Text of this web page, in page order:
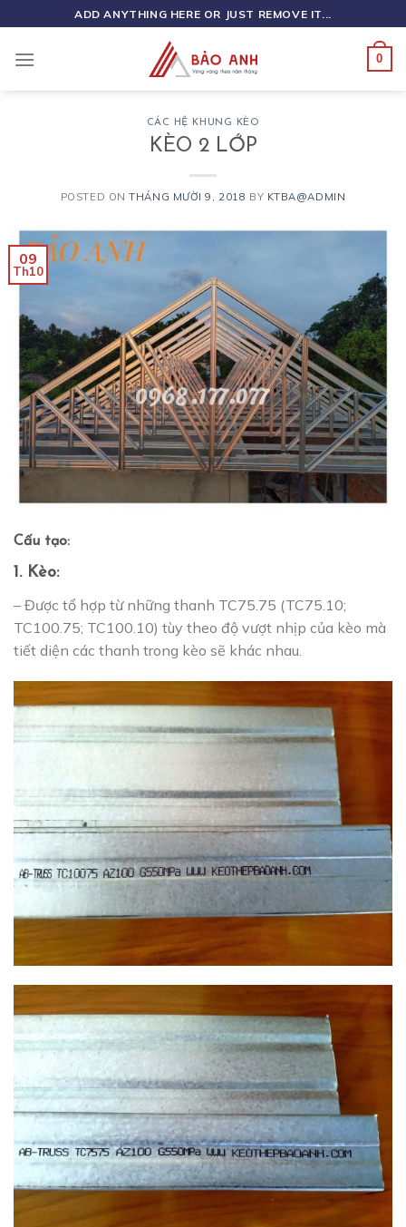
to
content
ADD ANYTHING HERE OR JUST REMOVE IT...
0
CÁC HỆ KHUNG KÈO
KÈO 2 LỚP
POSTED ONTHÁNG MƯỜI 9, 2018 BY KTBA@ADMIN
09
Th10
Cấu tạo:
1. Kèo:
– Được tổ hợp từ những thanh TC75.75 (TC75.10;
TC100.75; TC100.10) tùy theo độ vượt nhịp của kèo mà
tiết diện các thanh trong kèo sẽ khác nhau.